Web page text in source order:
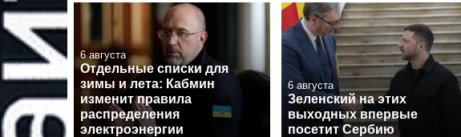
6 августа
Отдельные списки для
зимы и лета: Кабмин
изменит правила
распределения
электроэнергии
6 августа
Зеленский на этих
выходных впервые
посетит Сербию